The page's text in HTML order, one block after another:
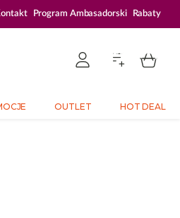
TANIEJ – AŻ 33% ZNIŻKI
Program Ambasadorski Rabaty
OUTLET HOT DEAL